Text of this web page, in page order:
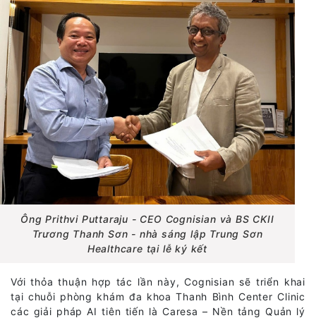
Ông Prithvi Puttaraju - CEO Cognisian và BS CKII
Trương Thanh Sơn - nhà sáng lập Trung Sơn
Healthcare tại lễ ký kết
Với thỏa thuận hợp tác lần này, Cognisian sẽ triển khai
tại chuỗi phòng khám đa khoa Thanh Bình Center Clinic
các giải pháp AI tiên tiến là Caresa – Nền tảng Quản lý